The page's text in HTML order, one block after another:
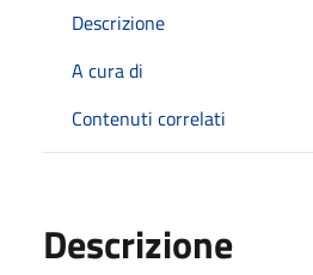
Descrizione
A cura di
Contenuti correlati
Descrizione